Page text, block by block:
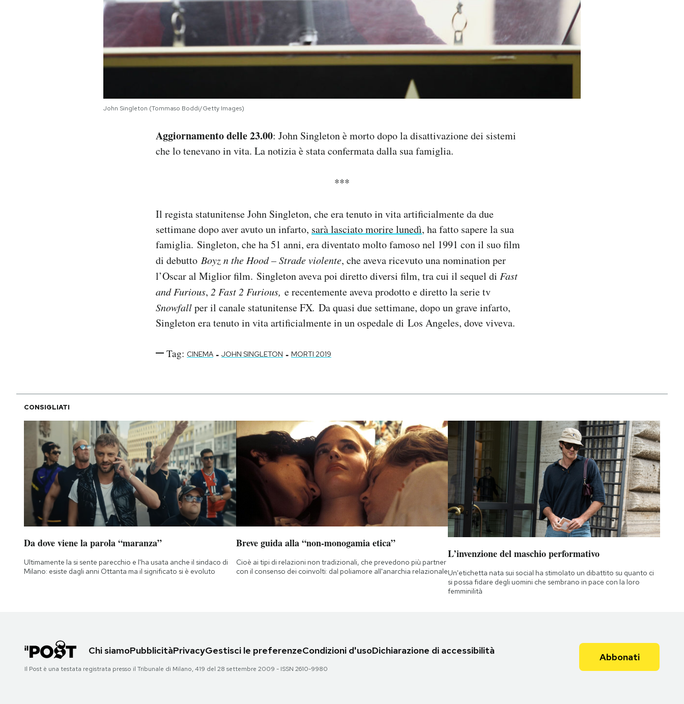
Hai bisogno di aiuto?
John Singleton (Tommaso Boddi/Getty Images)
Aggiornamento delle 23.00: John Singleton è morto dopo la disattivazione dei sistemi
che lo tenevano in vita. La notizia è stata confermata dalla sua famiglia.
***
Il regista statunitense John Singleton, che era tenuto in vita artificialmente da due
settimane dopo aver avuto un infarto, sarà lasciato morire lunedì, ha fatto sapere la sua
famiglia. Singleton, che ha 51 anni, era diventato molto famoso nel 1991 con il suo film
di debutto Boyz n the Hood – Strade violente, che aveva ricevuto una nomination per
l’Oscar al Miglior film. Singleton aveva poi diretto diversi film, tra cui il sequel di Fast
and Furious, 2 Fast 2 Furious, e recentemente aveva prodotto e diretto la serie tv
Snowfallper il canale statunitense FX. Da quasi due settimane, dopo un grave infarto,
Singleton era tenuto in vita artificialmente in un ospedale di Los Angeles, dove viveva.
Tag: CINEMA - JOHN SINGLETON - MORTI 2019
CONSIGLIATI
Da dove viene la parola “maranza”
Ultimamente la si sente parecchio e l'ha usata anche il sindaco di
Milano: esiste dagli anni Ottanta ma il significato si è evoluto
Breve guida alla “non-monogamia etica”
Cioè ai tipi di relazioni non tradizionali, che prevedono più partner
con il consenso dei coinvolti: dal poliamore all'anarchia relazionale
L’invenzione del maschio performativo
Un'etichetta nata sui social ha stimolato un dibattito su quanto ci
si possa fidare degli uomini che sembrano in pace con la loro
femminilità
Chi siamoPubblicitàPrivacyGestisci le preferenzeCondizioni d'usoDichiarazione di accessibilità
Il Post è una testata registrata presso il Tribunale di Milano, 419 del 28 settembre 2009 - ISSN 2610-9980
Abbonati